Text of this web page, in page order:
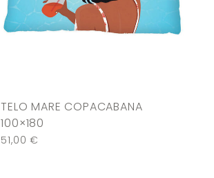
TELO MARE COPACABANA
100×180
51,00€